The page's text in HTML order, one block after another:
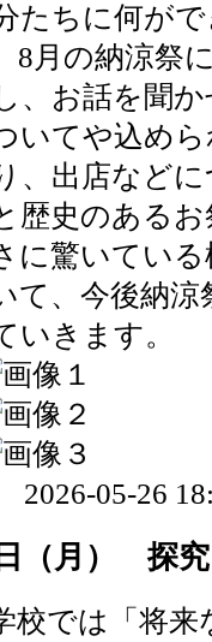
たちに何が
月の納涼祭
、お話を聞
いてや込め
、出店など
歴史のある
に驚いてい
、今後納涼
いきます。
2026-05-26
（月） 探
では「将来